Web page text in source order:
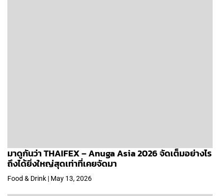
มาดูกันว่า THAIFEX – Anuga Asia 2026 จัดเต็มอย่างไร
ถึงได้ยิ่งใหญ่สุดเท่าที่เคยจัดมา
Food & Drink | May 13, 2026